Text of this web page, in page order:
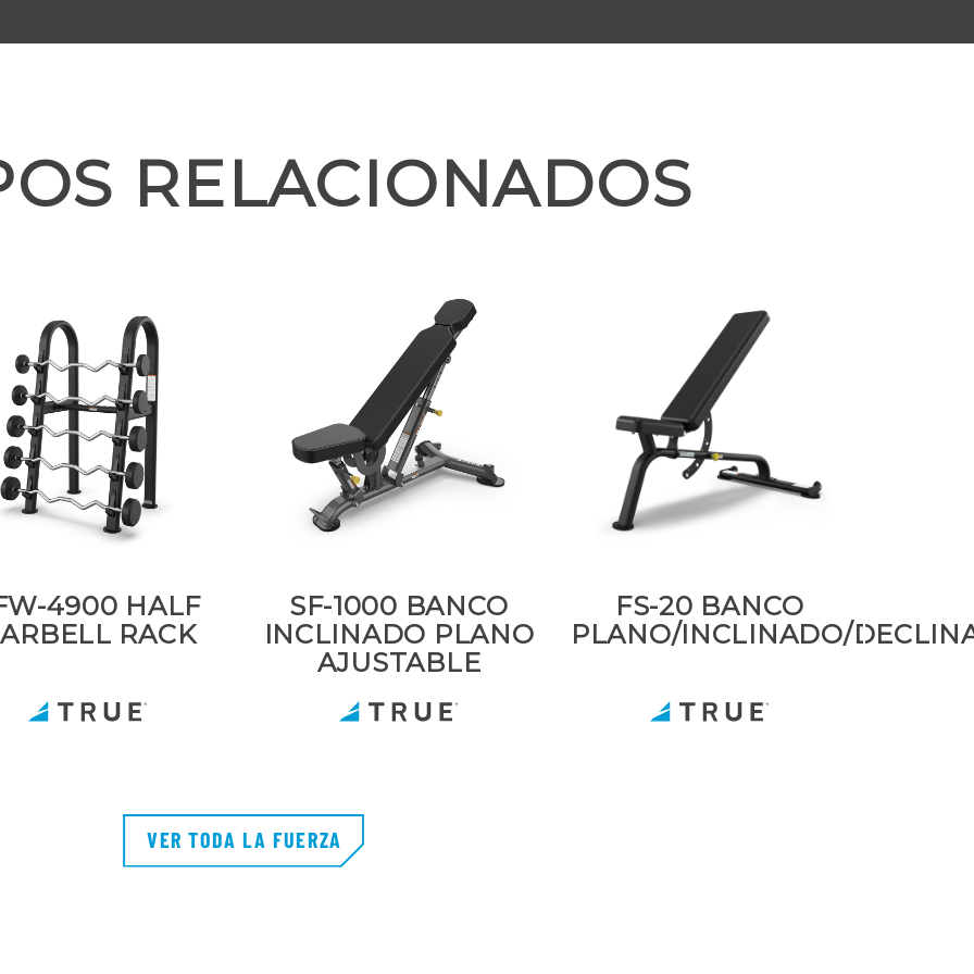
RELACIONADOS
4900 HALF
RACK
SF-1000 BANCO
INCLINADO PLANO
AJUSTABLE
FS-20 BANCO
PLANO/INCLINADO/
VER TODA LA FUERZA